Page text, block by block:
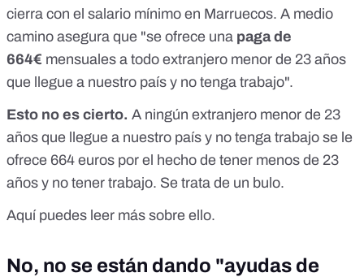
cierra con el salario mínimo en Marruecos. A medio
camino asegura que "se ofrece una paga de
664€ mensuales a todo extranjero menor de 23 años
que llegue a nuestro país y no tenga trabajo".
Esto no es cierto. A ningún extranjero menor de 23
años que llegue a nuestro país y no tenga trabajo se le
ofrece 664 euros por el hecho de tener menos de 23
años y no tener trabajo. Se trata de un bulo.
Aquí puedes leer más sobre ello.
No, no se están dando "ayudas de